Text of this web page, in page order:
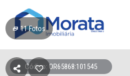
11Fotos
Código: OR65868:101545